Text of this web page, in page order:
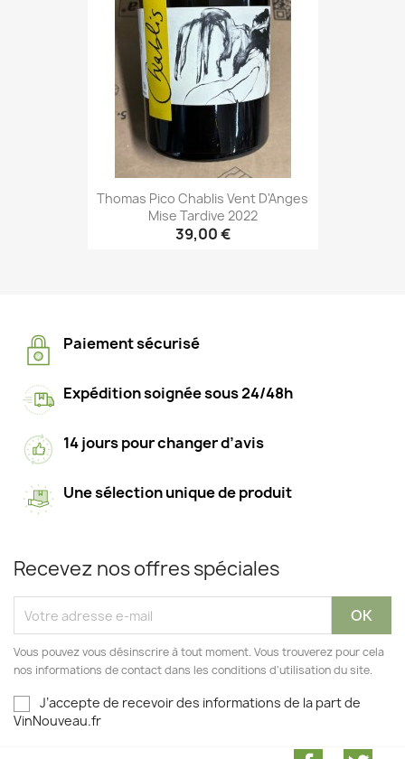
Thomas Pico Chablis Vent D'Anges
Mise Tardive 2022
39,00 €
Paiement sécurisé
Expédition soignée sous 24/48h
14 jours pour changer d’avis
Une sélection unique de produit
Recevez nos offres spéciales
Vous pouvez vous désinscrire à tout moment. Vous trouverez pour cela
nos informations de contact dans les conditions d'utilisation du site.
J’accepte de recevoir des informations de la part de
VinNouveau.fr